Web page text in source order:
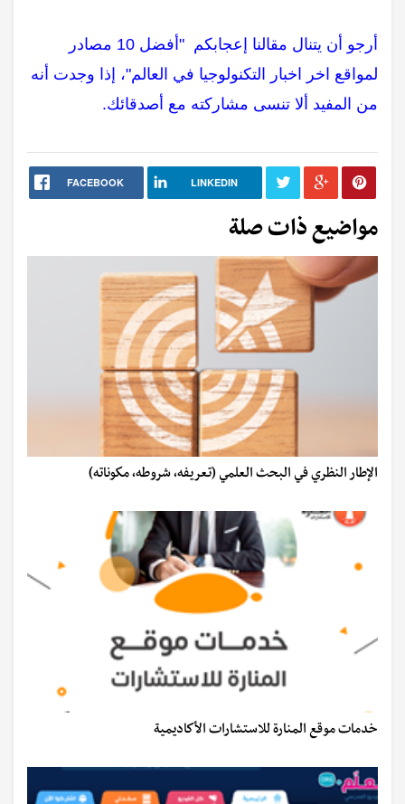
أرجو أن يتنال مقالنا إعجابكم "أفضل 10 مصادر
لمواقع اخر اخبار التكنولوجيا في العالم"، إذا وجدت أنه
من المفيد ألا تنسى مشاركته مع أصدقائك.
FACEBOOK LINKEDIN
مواضيع ذات صلة
الإطار النظري في البحث العلمي (تعريفه، شروطه، مكوناته)
خدمات موقع المنارة للاستشارات الأكاديمية